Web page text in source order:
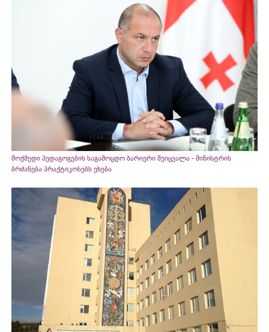
მოქმედი პედაგოგების საგამოცდო ბარიერი შეიცვალა - მინისტრის
ბრძანება პრაქტიკოსებს ეხება